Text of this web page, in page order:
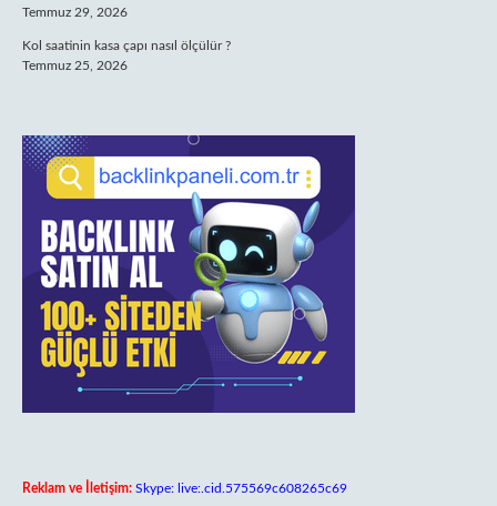
Temmuz 29, 2026
Kol saatinin kasa çapı nasıl ölçülür ?
Temmuz 25, 2026
Reklam ve İletişim: Skype: live:.cid.575569c608265c69